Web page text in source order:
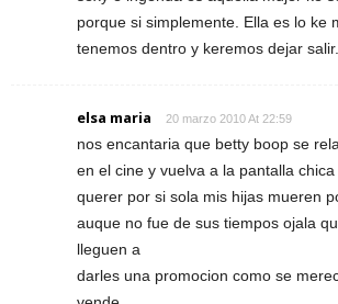
porque si simplemente. Ella es lo ke
tenemos dentro y keremos dejar salir.
elsa maria 20 marzo 2010 At 22:59
nos encantaria que betty boop se
en el cine y vuelva a la pantalla
querer por si sola mis hijas mueren
auque no fue de sus tiempos ojala
lleguen a
darles una promocion como se